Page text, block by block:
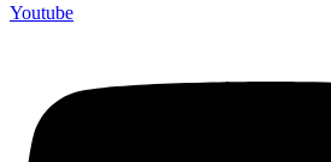
Youtube